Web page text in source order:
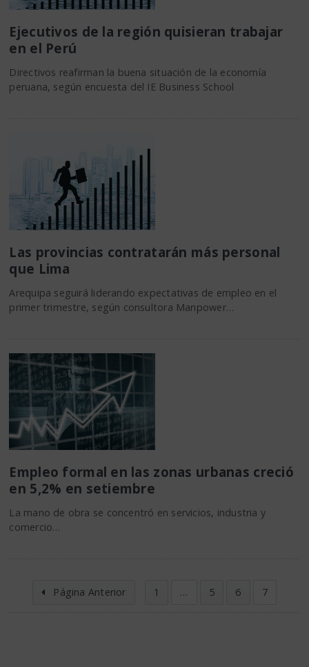
Ejecutivos de la región quisieran trabajar
en el Perú
Directivos reafirman la buena situación de la economía
peruana, según encuesta del IE Business School
Las provincias contratarán más personal
que Lima
Arequipa seguirá liderando expectativas de empleo en el
primer trimestre, según consultora Manpower…
Empleo formal en las zonas urbanas creció
en 5,2% en setiembre
La mano de obra se concentró en servicios, industria y
comercio…
Página Anterior 1 … 5 6 7